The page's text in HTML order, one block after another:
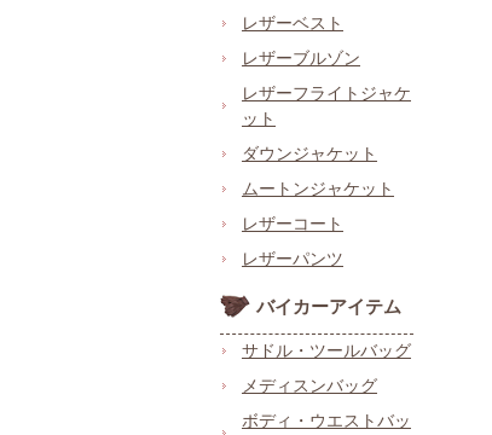
レザーベスト
レザーブルゾン
レザーフライトジャケ
ット
ダウンジャケット
ムートンジャケット
レザーコート
レザーパンツ
バイカーアイテム
サドル・ツールバッグ
メディスンバッグ
ボディ・ウエストバッ